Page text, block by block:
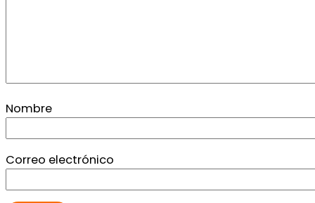
Nombre
Correo electrónico